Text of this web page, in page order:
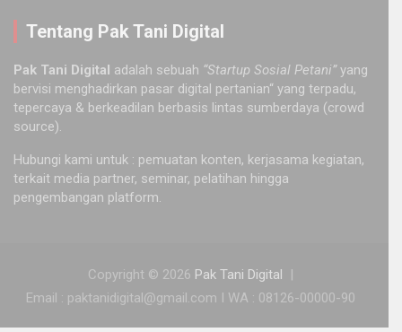
Tentang Pak Tani Digital
Pak Tani Digital adalah sebuah “Startup Sosial Petani”yang
bervisi menghadirkan pasar digital pertanian“ yang terpadu,
tepercaya & berkeadilan berbasis lintas sumberdaya (crowd
source).
Hubungi kami untuk : pemuatan konten, kerjasama kegiatan,
terkait media partner, seminar, pelatihan hingga
pengembangan platform.
Copyright © 2026 Pak Tani Digital
Email : paktanidigital@gmail.com I WA : 08126-00000-90